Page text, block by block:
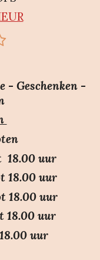
S
m
- Geschenken -
18.00 uur
18.00 uur
18.00 uur
uur
uur